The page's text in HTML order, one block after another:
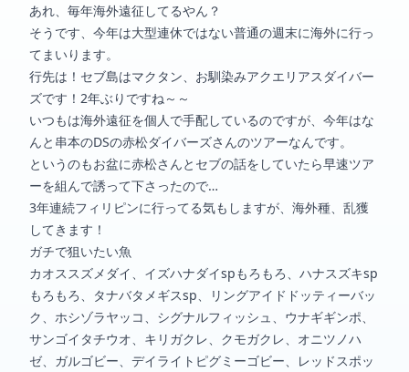
あれ、毎年海外遠征してるやん？
そうです、今年は大型連休ではない普通の週末に海外に行っ
てまいります。
行先は！セブ島はマクタン、お馴染みアクエリアスダイバー
ズです！2年ぶりですね～～
いつもは海外遠征を個人で手配しているのですが、今年はな
んと串本のDSの赤松ダイバーズさんのツアーなんです。
というのもお盆に赤松さんとセブの話をしていたら早速ツア
ーを組んで誘って下さったので…
3年連続フィリピンに行ってる気もしますが、海外種、乱獲
してきます！
ガチで狙いたい魚
カオススズメダイ、イズハナダイspもろもろ、ハナスズキsp
もろもろ、タナバタメギスsp、リングアイドドッティーバッ
ク、ホシゾラヤッコ、シグナルフィッシュ、ウナギギンポ、
サンゴイタチウオ、キリガクレ、クモガクレ、オニツノハ
ゼ、ガルゴビー、デイライトピグミーゴビー、レッドスポッ